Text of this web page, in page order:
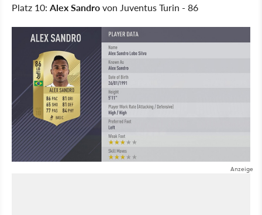
Platz 10: Alex Sandrovon Juventus Turin - 86